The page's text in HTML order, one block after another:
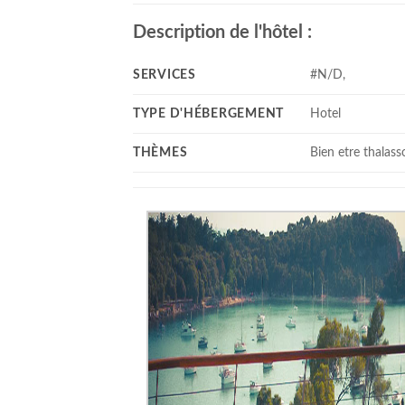
Description de l'hôtel :
SERVICES #N/D,
TYPE D'HÉBERGEMENT Hotel
THÈMES Bien etre